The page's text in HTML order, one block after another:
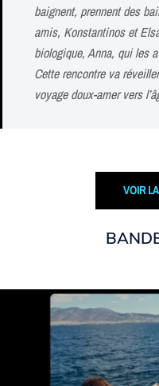
baignent, prennent des
amis, Konstantinos et
biologique, Anna, qui les
Cette rencontre va
voyage doux-amer vers
VOIR